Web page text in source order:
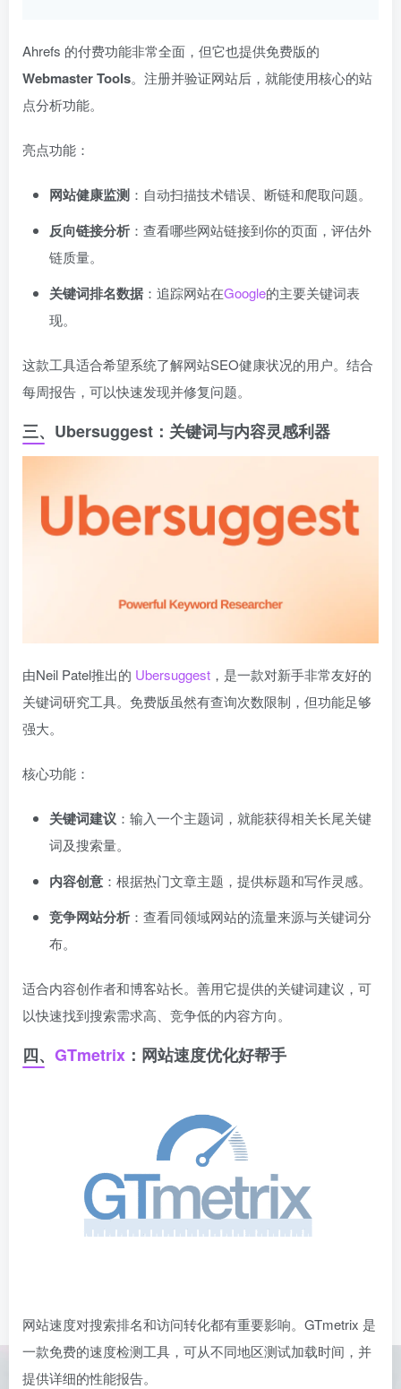
Ahrefs 的付费功能非常全面，但它也提供免费版的
Webmaster Tools。注册并验证网站后，就能使用核心的站
点分析功能。
亮点功能：
网站健康监测 ：自动扫描技术错误、断链和爬取问题。
反向链接分析 ：查看哪些网站链接到你的页面，评估外
链质量。
关键词排名数据 ：追踪网站在Google的主要关键词表
现。
这款工具适合希望系统了解网站SEO健康状况的用户。结合
每周报告，可以快速发现并修复问题。
三、Ubersuggest：关键词与内容灵感利器
由Neil Patel推出的 Ubersuggest ，是一款对新手非常友好的
关键词研究工具。免费版虽然有查询次数限制，但功能足够
强大。
核心功能：
关键词建议 ：输入一个主题词，就能获得相关长尾关键
词及搜索量。
内容创意 ：根据热门文章主题，提供标题和写作灵感。
竞争网站分析 ：查看同领域网站的流量来源与关键词分
布。
适合内容创作者和博客站长。善用它提供的关键词建议，可
以快速找到搜索需求高、竞争低的内容方向。
四、 GTmetrix ：网站速度优化好帮手
网站速度对搜索排名和访问转化都有重要影响。GTmetrix 是
一款免费的速度检测工具，可从不同地区测试加载时间，并
提供详细的性能报告。